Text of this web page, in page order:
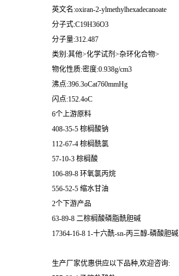
英文名:oxiran-2-ylmethylhexadecanoate
分子式:C19H36O3
分子量:312.487
类别:其他>化学试剂>杂环化合物>
物化性质:密度:0.938g/cm3
沸点:396.3oCat760mmHg
闪点:152.4oC
6个上游原料
408-35-5 棕榈酸钠
112-67-4 棕榈酰氯
57-10-3 棕榈酸
106-89-8 环氧氯丙烷
556-52-5 缩水甘油
2个下游产品
63-89-8 二棕榈酸磷脂酰胆碱
17364-16-8 1-十六酰-sn-丙三醇-磷酸胆碱
生产厂家优惠供应以下品种,欢迎咨询: